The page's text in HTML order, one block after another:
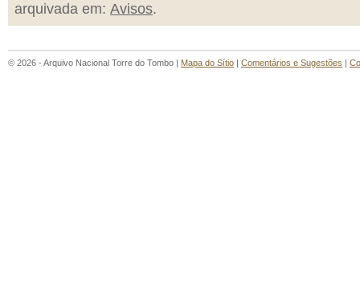
arquivada em: Avisos.
© 2026 - Arquivo Nacional Torre do Tombo | Mapa do Sítio | Comentários e Sugestões |